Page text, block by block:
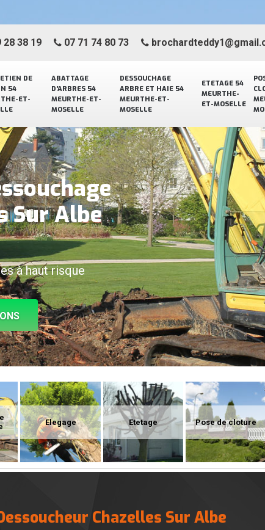
DE
54
ET-
ABATTAGE
D'ARBRES 54
MEURTHE-ET-
MOSELLE
DESSOUCHAGE
ARBRE ET HAIE 54
MEURTHE-ET-
MOSELLE
ETETAGE 54
MEURTHE-
ET-MOSELLE
28 38 19 07 71 74 80 73
Sur Albe
à haut risque
Elegage Etetage Pose de cloture
Chazelles Sur Albe